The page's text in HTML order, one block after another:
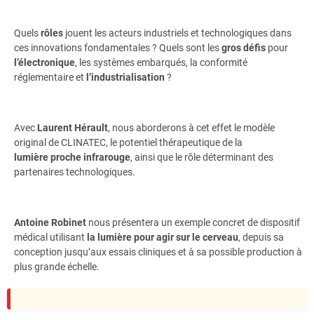
Quelsrôles jouent les acteurs industriels et technologiques dans
ces innovations fondamentales ? Quels sont lesgrosdéfis pour
l’électronique, les systèmes embarqués, la conformité
réglementaire et l’industrialisation ?
Avec Laurent Hérault, nous aborderons à cet effet le modèle
original de CLINATEC, le potentiel thérapeutique de la
lumière proche infrarouge, ainsi que le rôle déterminant des
partenaires technologiques.
Antoine Robinet nous présentera un exemple concret de dispositif
médical utilisant la lumière pour agir sur le cerveau, depuis sa
conception jusqu’aux essais cliniques et à sa possible production à
plus grande échelle.